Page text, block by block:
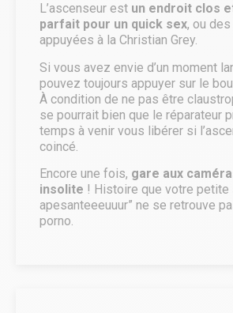
L’ascenseur est un endroit clos
parfait pour un quick sex, ou
appuyées à la Christian Grey.
Si vous avez envie d’un moment
pouvez toujours appuyer sur le
À condition de ne pas être
se pourrait bien que le réparateur
temps à venir vous libérer si
coincé.
Encore une fois, gare aux
insolite ! Histoire que votre petite
apesanteeeuuur” ne se retrouve
porno.